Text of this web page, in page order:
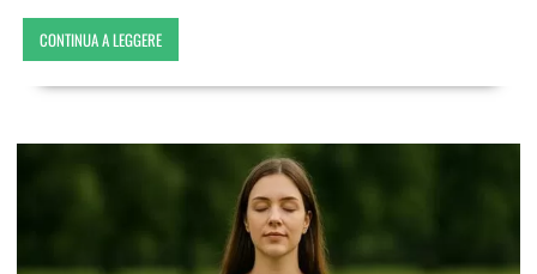
CONTINUA A LEGGERE